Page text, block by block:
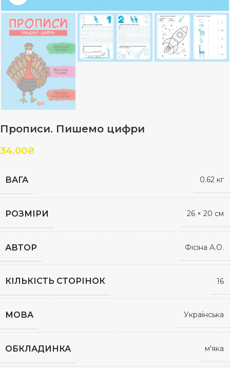
Прописи. Пишемо цифри
34.00₴
ВАГА 0.62 кг
РОЗМІРИ 26 × 20 см
АВТОР Фісіна А.О.
КІЛЬКІСТЬ СТОРІНОК 16
МОВА Українська
ОБКЛАДИНКА м'яка